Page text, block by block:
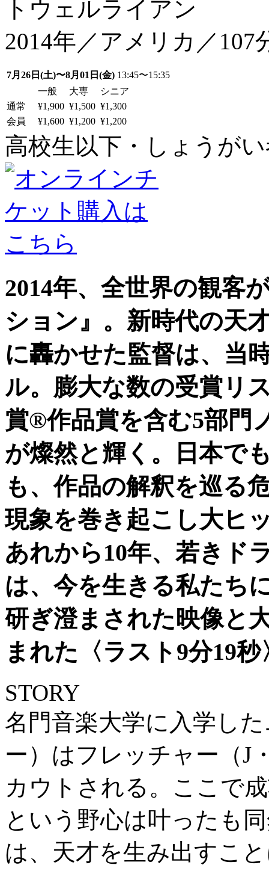
トウェルライアン
2014年／アメリカ／107
7月26日(土)〜8月01日(金) 13:45〜15:35
一般
大専
シニア
通常
¥1,900 ¥1,500 ¥1,300
会員
¥1,600 ¥1,200 ¥1,200
高校生以下・しょうがい
2014年、全世界の観客
ション』。新時代の天
に轟かせた監督は、当
ル。膨大な数の受賞リ
賞®作品賞を含む5部門
が燦然と輝く。日本で
も、作品の解釈を巡る
現象を巻き起こし大ヒ
あれから10年、若きド
は、今を生きる私たち
研ぎ澄まされた映像と
まれた〈ラスト9分19
STORY
名門音楽大学に入学し
ー）はフレッチャー（J
カウトされる。ここで
という野心は叶ったも
は、天才を生み出すこ